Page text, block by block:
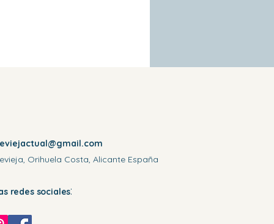
Orihuela Costa, Alicante España
redes sociales: